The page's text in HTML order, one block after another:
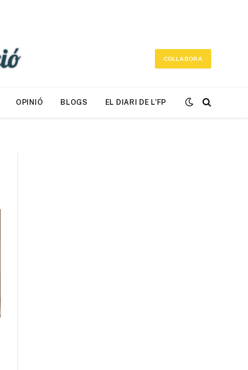
COL·LABORA
OPINIÓ BLOGS EL DIARI DE L’FP